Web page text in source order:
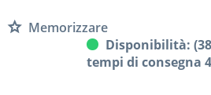
Memorizzare
Disponibilità:
tempi di consegna